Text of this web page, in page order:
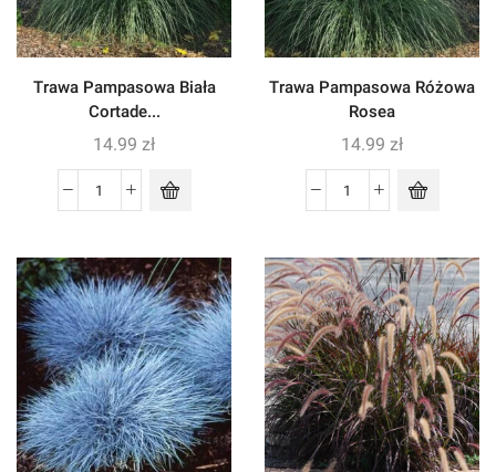
Trawa Pampasowa Biała
Cortade...
14.99 zł
Trawa Pampasowa Różowa
Rosea
14.99 zł